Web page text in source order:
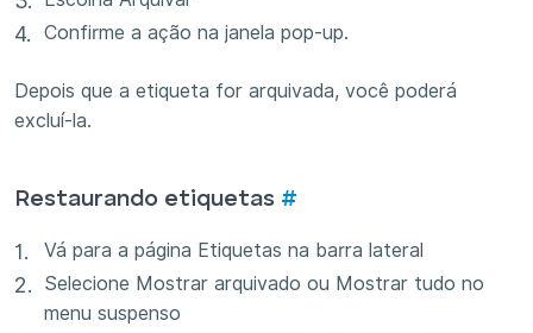
Confirme a ação na janela pop-up.
Depois que a etiqueta for arquivada, você poderá
excluí-la.
Restaurando etiquetas #
Vá para a página Etiquetas na barra lateral
Selecione Mostrar arquivado ou Mostrar tudo no
menu suspenso